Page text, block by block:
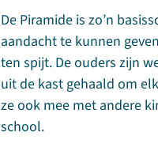
De Piramide is zo’n
aandacht te kunnen
ten spijt. De ouders zijn
uit de kast gehaald om
ze ook mee met andere
school.